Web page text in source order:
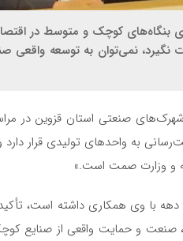
کوچک و متوسط در
نمی‌توان به توسعه واقعی
صنعتی استان قزوین در
به واحدهای تولیدی قرار دارد
و وزارت صمت است.»
با وی همکاری داشته است، تأکید
صنعت و حمایت واقعی از صنایع